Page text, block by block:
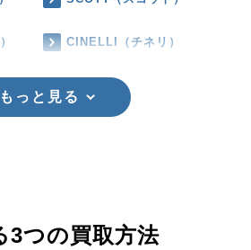
CINELLI（チネリ）
もっと見る
3つの買取方法